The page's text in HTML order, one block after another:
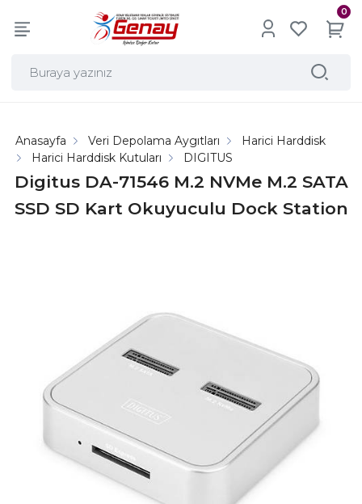
0
Digitus DA-71546 M.2 NVMe M.2 SATA
SSD SD Kart Okuyuculu Dock Station
Anasayfa Veri Depolama Aygıtları
Harici Harddisk
Harici Harddisk Kutuları
DIGITUS